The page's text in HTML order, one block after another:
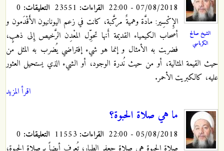
الشيخ صالح
الكرباسي
07/08/2018 - 22:00 القراءات: التعليقات:
الإِكْسِير: مادَّة وهميةٌ مركَّبة، كانت في زعم اليونانيون الأَقْدَمون و
أصحاب الكيمياء القديمة أَنها تحوِّل المعْدِن الرَّخيص إِلى ذهبٍ،
فضربت به الأمثال و إنما هو شيء إفتراضي يُضرب به المثل من
حيث القيمة المثالية، أو من حيث نُدرة الوجود، أو الشيء الذي يستحيل العثور
عليه، كالكبريت الأحمر.
اقرأ المزيد
ما هي صلاة الحبوة؟
05/08/2018 - 22:00 القراءات: التعليقات: